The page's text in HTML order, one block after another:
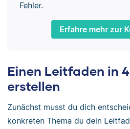
Fehler.
Erfahre mehr zur
Einen Leitfaden in
erstellen
Zunächst musst du dich
konkreten Thema du dein